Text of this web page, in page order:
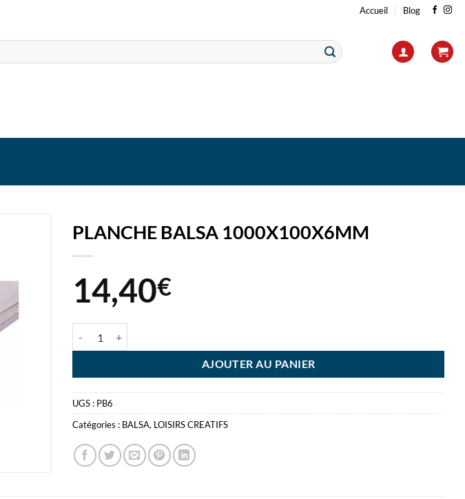
Accueil Blog
PLANCHE BALSA 1000X100X6MM
14,40€
AJOUTER AU PANIER
UGS : PB6
Catégories : BALSA, LOISIRS CREATIFS